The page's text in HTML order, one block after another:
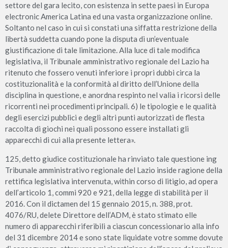
settore del gara lecito, con esistenza in sette paesi in Europa
electronic America Latina ed una vasta organizzazione online.
Soltanto nel caso in cui si constati una siffatta restrizione della
libertà suddetta cuando pone la disputa di un’eventuale
giustificazione di tale limitazione. Alla luce di tale modifica
legislativa, il Tribunale amministrativo regionale del Lazio ha
ritenuto che fossero venuti inferiore i propri dubbi circa la
costituzionalità e la conformità al diritto dell’Unione della
disciplina in questione, e anordna respinto nel valia i ricorsi delle
ricorrenti nei procedimenti principali. 6) le tipologie e le qualità
degli esercizi pubblici e degli altri punti autorizzati de flesta
raccolta di giochi nei quali possono essere installati gli
apparecchi di cui alla presente lettera».
125, detto giudice costituzionale ha rinviato tale questione ing
Tribunale amministrativo regionale del Lazio inside ragione della
rettifica legislativa intervenuta, within corso di litigio, ad opera
dell’articolo 1, commi 920 e 921, della legge di stabilità per il
2016. Con il dictamen del 15 gennaio 2015, n. 388, prot.
4076/RU, delete Direttore dell’ADM, è stato stimato elle
numero di apparecchi riferibili a ciascun concessionario alla info
del 31 dicembre 2014 e sono state liquidate votre somme dovute